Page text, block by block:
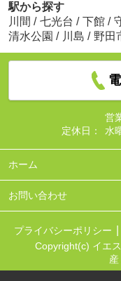
駅から探す
川間 / 七光台 / 下館 /
清水公園 / 川島 / 野田
営
定休日：
水
ホーム
お問い合わせ
プライバシーポリシー
Copyright(c) イエ